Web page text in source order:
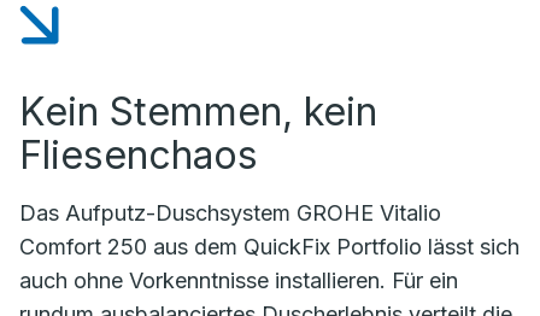
Kein Stemmen, kein
Fliesenchaos
Das Aufputz-Duschsystem GROHE Vitalio
Comfort 250 aus dem QuickFix Portfolio lässt sich
auch ohne Vorkenntnisse installieren. Für ein